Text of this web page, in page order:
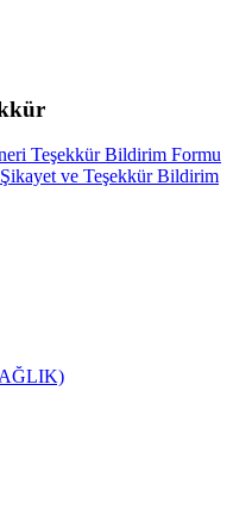
Teşekkür Bildirim Formu
ve Teşekkür Bildirim